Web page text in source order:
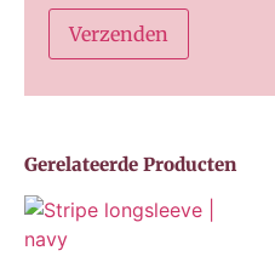
Gerelateerde Producten